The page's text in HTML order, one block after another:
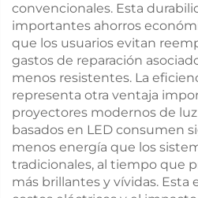
convencionales. Esta
importantes ahorros
que los usuarios evitan
gastos de reparación
menos resistentes. La
representa otra ventaja
proyectores modernos de
basados en LED consumen
menos energía que los
tradicionales, al tiempo que
más brillantes y vívidas. Esta